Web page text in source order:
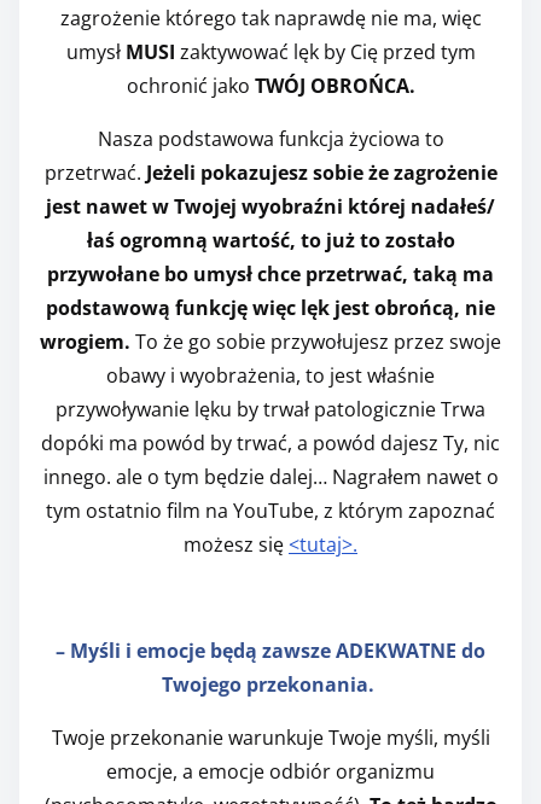
zagrożenie którego tak naprawdę nie ma, więc
umysł MUSI zaktywować lęk by Cię przed tym
ochronić jako TWÓJ OBROŃCA.
Nasza podstawowa funkcja życiowa to
przetrwać. Jeżeli pokazujesz sobie że zagrożenie
jest nawet w Twojej wyobraźni której nadałeś/
łaś ogromną wartość, to już to zostało
przywołane bo umysł chce przetrwać, taką ma
podstawową funkcję więc lęk jest obrońcą, nie
wrogiem. To że go sobie przywołujesz przez swoje
obawy i wyobrażenia, to jest właśnie
przywoływanie lęku by trwał patologicznie Trwa
dopóki ma powód by trwać, a powód dajesz Ty, nic
innego. ale o tym będzie dalej… Nagrałem nawet o
tym ostatnio film na YouTube, z którym zapoznać
możesz się<tutaj>.
– Myśli i emocje będą zawsze ADEKWATNE do
Twojego przekonania.
Twoje przekonanie warunkuje Twoje myśli, myśli
emocje, a emocje odbiór organizmu